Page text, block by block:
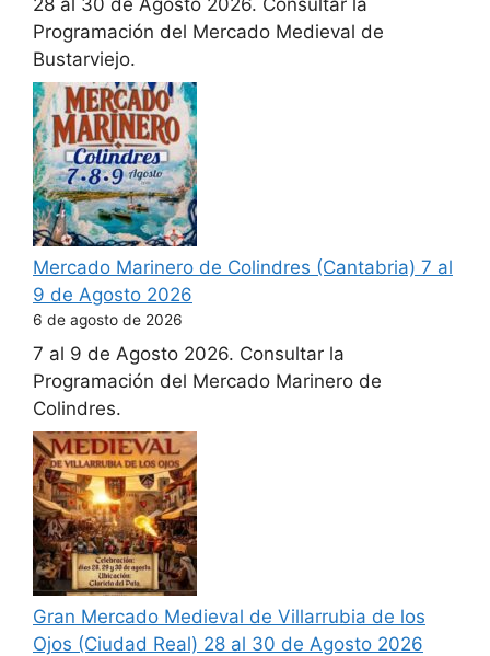
Programación del Mercado Medieval de
Bustarviejo.
Mercado Marinero de Colindres (Cantabria) 7 al
9 de Agosto 2026
6 de agosto de 2026
7 al 9 de Agosto 2026. Consultar la
Programación del Mercado Marinero de
Colindres.
Gran Mercado Medieval de Villarrubia de los
Ojos (Ciudad Real) 28 al 30 de Agosto 2026